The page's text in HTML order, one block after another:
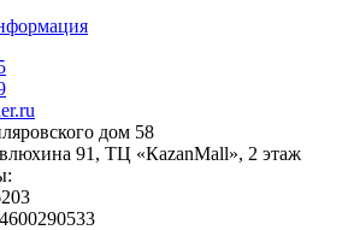
дом 58
91, ТЦ «КazanMall», 2 этаж